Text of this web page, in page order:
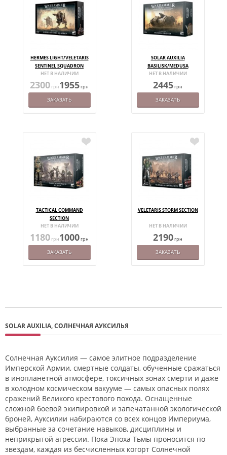
HERMES LIGHT/VELETARIS
SENTINEL SQUADRON
НЕТ В НАЛИЧИИ
2300 грн1955грн
ЗАКАЗАТЬ
SOLAR AUXILIA
BASILISK/MEDUSA
НЕТ В НАЛИЧИИ
2445грн
ЗАКАЗАТЬ
TACTICAL COMMAND
SECTION
НЕТ В НАЛИЧИИ
1180 грн1000грн
ЗАКАЗАТЬ
VELETARIS STORM SECTION
НЕТ В НАЛИЧИИ
2190грн
ЗАКАЗАТЬ
SOLAR AUXILIA, СОЛНЕЧНАЯ АУКСИЛЬЯ
Солнечная Ауксилия — самое элитное подразделение
Имперской Армии, смертные солдаты, обученные сражаться
в инопланетной атмосфере, токсичных зонах смерти и даже
в холодном космическом вакууме — самых опасных полях
сражений Великого крестового похода. Оснащенные
сложной боевой экипировкой и запечатанной экологической
броней, Ауксилии набираются со всех концов Империума,
выбранные за сочетание навыков, дисциплины и
неприкрытой агрессии. Пока Эпоха Тьмы проносится по
звездам, каждая из бесчисленных когорт Солнечной